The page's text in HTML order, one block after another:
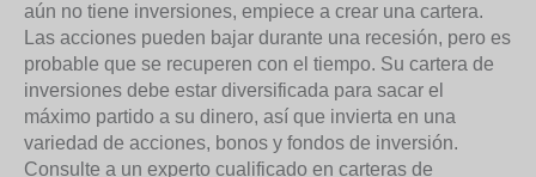
aún no tiene inversiones, empiece a crear una cartera.
Las acciones pueden bajar durante una recesión, pero es
probable que se recuperen con el tiempo. Su cartera de
inversiones debe estar diversificada para sacar el
máximo partido a su dinero, así que invierta en una
variedad de acciones, bonos y fondos de inversión.
Consulte a un experto cualificado en carteras de